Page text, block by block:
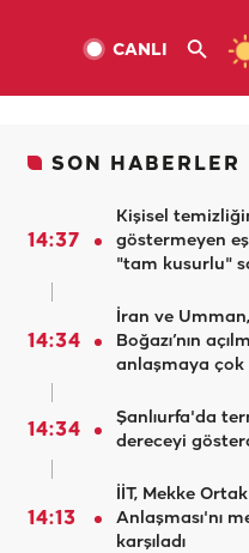
CANLI
SON HABERLER
14:37
Kişisel
göstermeyen
"tam kusurlu"
14:34
İran ve
Boğazı’nın
anlaşmaya çok
14:34
Şanlıurfa'da
dereceyi
14:13
İİT, Mekke
Anlaşması'nı
karşıladı